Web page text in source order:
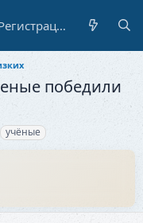
Регистрация
победили
учёные